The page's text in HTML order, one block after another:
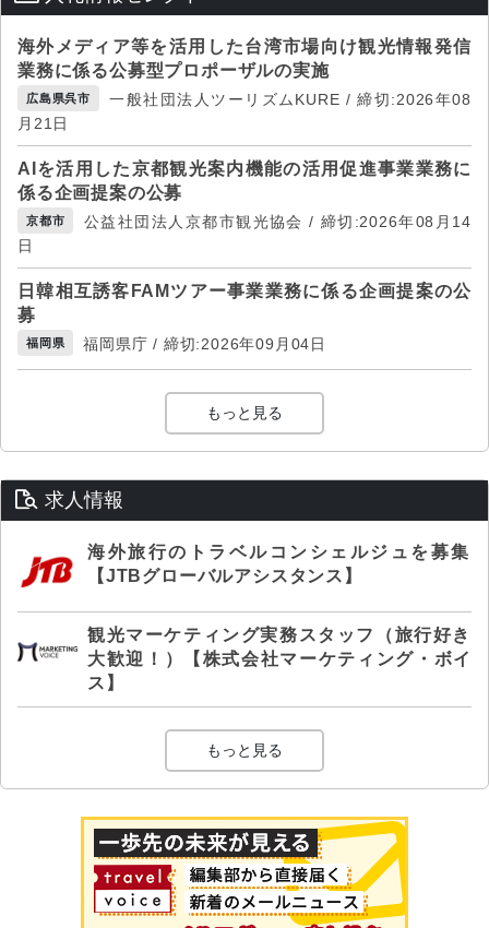
海外メディア等を活用した台湾市場向け観光情報発信
業務に係る公募型プロポーザルの実施
広島県呉市
一般社団法人ツーリズムKURE / 締切:2026年08
月21日
AIを活用した京都観光案内機能の活用促進事業業務に
係る企画提案の公募
京都市
公益社団法人京都市観光協会 / 締切:2026年08月14
日
日韓相互誘客FAMツアー事業業務に係る企画提案の公
募
福岡県 福岡県庁 / 締切:2026年09月04日
もっと見る
求人情報
海外旅行のトラベルコンシェルジュを募集
【JTBグローバルアシスタンス】
観光マーケティング実務スタッフ（旅行好き
大歓迎！）【株式会社マーケティング・ボイ
ス】
もっと見る